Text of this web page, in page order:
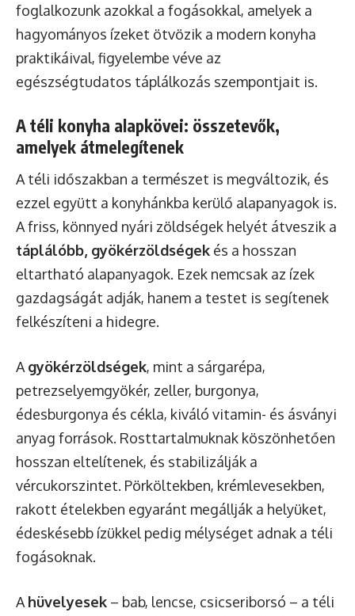
foglalkozunk azokkal a fogásokkal, amelyek a
hagyományos ízeket ötvözik a modern konyha
praktikáival, figyelembe véve az
egészségtudatos táplálkozás szempontjait is.
A téli konyha alapkövei: összetevők,
amelyek átmelegítenek
A téli időszakban a természet is megváltozik, és
ezzel együtt a konyhánkba kerülő alapanyagok is.
A friss, könnyed nyári zöldségek helyét átveszik a
táplálóbb, gyökérzöldségek és a hosszan
eltartható alapanyagok. Ezek nemcsak az ízek
gazdagságát adják, hanem a testet is segítenek
felkészíteni a hidegre.
A gyökérzöldségek, mint a sárgarépa,
petrezselyemgyökér, zeller, burgonya,
édesburgonya és cékla, kiváló vitamin- és ásványi
anyag források. Rosttartalmuknak köszönhetően
hosszan eltelítenek, és stabilizálják a
vércukorszintet. Pörköltekben, krémlevesekben,
rakott ételekben egyaránt megállják a helyüket,
édeskésebb ízükkel pedig mélységet adnak a téli
fogásoknak.
A hüvelyesek – bab, lencse, csicseriborsó – a téli